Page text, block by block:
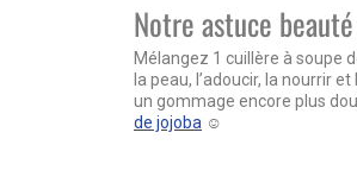
Notre astuce
Mélangez 1 cuillère à soupe
la peau, l’adoucir, la nourrir
un gommage encore plus
de jojoba ☺